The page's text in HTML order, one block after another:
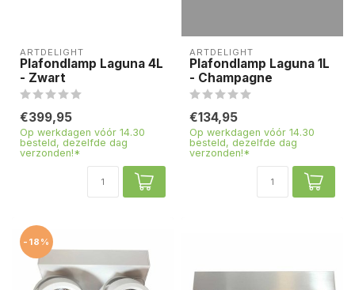
ARTDELIGHT
Plafondlamp Laguna 4L
- Zwart
€399,95
Op werkdagen vóór 14.30
besteld, dezelfde dag
verzonden!*
ARTDELIGHT
Plafondlamp Laguna 1L
- Champagne
€134,95
Op werkdagen vóór 14.30
besteld, dezelfde dag
verzonden!*
-18%